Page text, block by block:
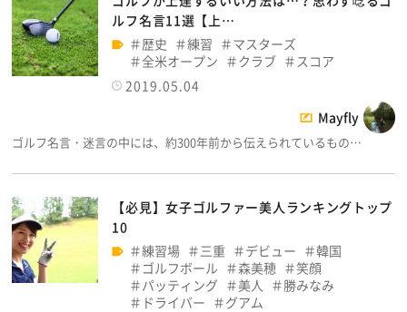
ルフ名言11選【上…
歴史
練習
マスターズ
全米オープン
クラブ
スコア
2019.05.04
Mayfly
ゴルフ名言・迷言の中には、約300年前から伝えられているもの…
【必見】女子ゴルファー美人ランキングトップ
10
練習場
三重 デビュー
韓国
ゴルフボール
森美穂
笑顔
パッティング
美人
勝みなみ
ドライバー
グアム